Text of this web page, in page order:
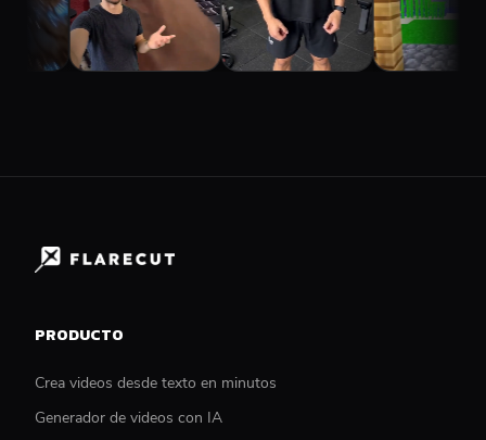
PRODUCTO
Crea videos desde texto en minutos
Generador de videos con IA